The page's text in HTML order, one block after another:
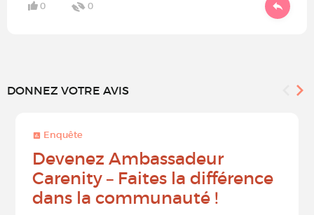
0 0
DONNEZ VOTRE AVIS
Enquête
Devenez Ambassadeur
Carenity – Faites la différence
dans la communauté !